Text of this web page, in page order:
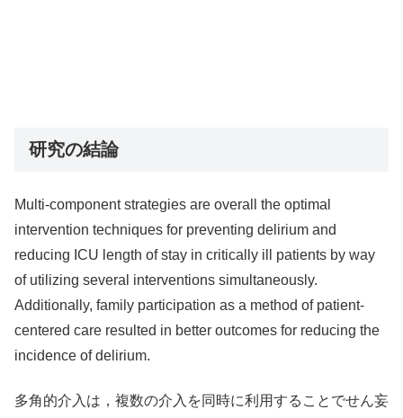
研究の結論
Multi-component strategies are overall the optimal
intervention techniques for preventing delirium and
reducing ICU length of stay in critically ill patients by way
of utilizing several interventions simultaneously.
Additionally, family participation as a method of patient-
centered care resulted in better outcomes for reducing the
incidence of delirium.
多角的介入は，複数の介入を同時に利用することでせん妄